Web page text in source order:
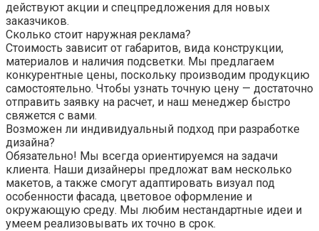
действуют акции и спецпредложения для новых
заказчиков.
Сколько стоит наружная реклама?
Стоимость зависит от габаритов, вида конструкции,
материалов и наличия подсветки. Мы предлагаем
конкурентные цены, поскольку производим продукцию
самостоятельно. Чтобы узнать точную цену — достаточно
отправить заявку на расчет, и наш менеджер быстро
свяжется с вами.
Возможен ли индивидуальный подход при разработке
дизайна?
Обязательно! Мы всегда ориентируемся на задачи
клиента. Наши дизайнеры предложат вам несколько
макетов, а также смогут адаптировать визуал под
особенности фасада, цветовое оформление и
окружающую среду. Мы любим нестандартные идеи и
умеем реализовывать их точно в срок.